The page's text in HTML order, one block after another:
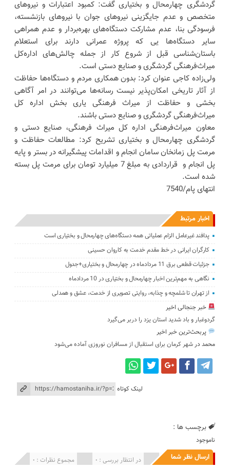
گردشگری چهارمحال و بختیاری گفت: کمبود اعتبارات و نیروهای
متخصص و عدم جایگزینی نیروهای جوان با نیروهای بازنشسته،
فرسودگی بنا، عدم مشارکت دستگاه‌های بهره‌بردار و عدم همراهی
سایر دستگاه‌ها یی که پروژه عمرانی دارند برای استعلام
باستان‌شناسی قبل از شروع کار از جمله چالش‌های اداره‌کل
میراث‌فرهنگی گردشگری و صنایع دستی است.
ولی‌زاده کاجی عنوان کرد: بدون همکاری مردم و دستگاه‌ها حفاظت
از آثار تاریخی امکان‌پذیر نیست رسانه‌ها می‌توانند در امر آگاهی
بخشی و حفاظت از میراث فرهنگی یاری بخش اداره کل
میراث‌فرهنگی گردشگری و صنایع دستی باشند.
معاون میراث‌فرهنگی اداره کل میراث فرهنگی، صنایع دستی و
گردشگری چهارمحال و بختیاری تشریح کرد: مطالعات حفاظت و
مرمت پل زمانخان سامان انجام و اقدامات پیشگیرانه در بستر و پایه
پل انجام و قراردادی به مبلغ 7 میلیارد تومان برای مرمت پل بسته
شده است.
انتهای پام/7540
اخبار مرتبط
پدافند غیرعامل الزام عملیاتی همه دستگاه‌های چهارمحال و بختیاری است
کارگران ایرانی در خط مقدم خدمت به کاروان حسینی
جزئیات قطعی برق 11 مردادماه در چهارمحال و بختیاری+جدول
نگاهی به مهم‌ترین اخبار چهارمحال و بختیاری در 10 مردادماه
از تهران تا شلمچه و چذابه، روایتی تصویری از خدمت، عشق و همدلی
خبر جنجالی اخیر
گردوغبار و باد شدید استان یزد را دربر می‌گیرد
پربحث‌ترین خبر اخیر
محمد درشهر کرمان برای استقبال از مسافران نوروزی آماده می‌شود
لینک کوتاه
برچسب ها :
ناموجود
ارسال نظر شما مجموع نظرات : 0 در انتظار بررسی : 0 انتشار یافته : 0